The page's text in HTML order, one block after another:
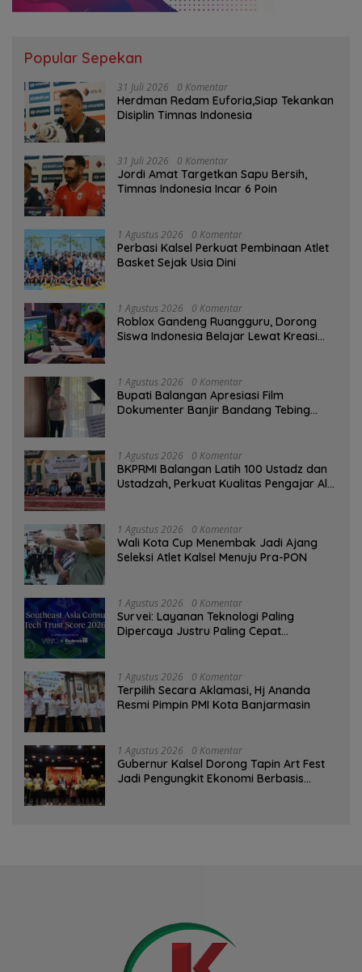
Popular Sepekan
31 Juli 2026 0 Komentar
Herdman Redam Euforia,Siap Tekankan
Disiplin Timnas Indonesia
31 Juli 2026 0 Komentar
Jordi Amat Targetkan Sapu Bersih,
Timnas Indonesia Incar 6 Poin
1 Agustus 2026 0 Komentar
Perbasi Kalsel Perkuat Pembinaan Atlet
Basket Sejak Usia Dini
1 Agustus 2026 0 Komentar
Roblox Gandeng Ruangguru, Dorong
Siswa Indonesia Belajar Lewat Kreasi
1 Agustus 2026 0 Komentar
Bupati Balangan Apresiasi Film
Dokumenter Banjir Bandang Tebing
1 Agustus 2026 0 Komentar
BKPRMI Balangan Latih 100 Ustadz dan
Ustadzah, Perkuat Kualitas Pengajar Al-
1 Agustus 2026 0 Komentar
Wali Kota Cup Menembak Jadi Ajang
Seleksi Atlet Kalsel Menuju Pra-PON
1 Agustus 2026 0 Komentar
Survei: Layanan Teknologi Paling
Dipercaya Justru Paling Cepat
1 Agustus 2026 0 Komentar
‎Terpilih Secara Aklamasi, Hj Ananda
Resmi Pimpin PMI Kota Banjarmasin
1 Agustus 2026 0 Komentar
Gubernur Kalsel Dorong Tapin Art Fest
Jadi Pengungkit Ekonomi Berbasis